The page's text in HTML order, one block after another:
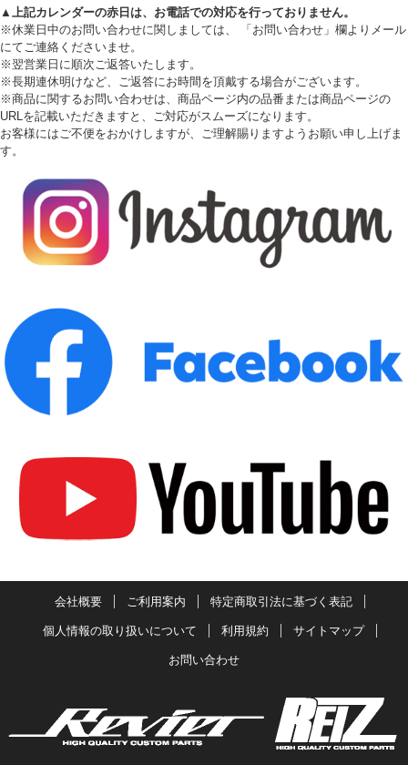
▲上記カレンダーの赤日は、お電話での対応を行っておりません。
※休業日中のお問い合わせに関しましては、 「お問い合わせ」欄よりメール
にてご連絡くださいませ。
※翌営業日に順次ご返答いたします。
※長期連休明けなど、ご返答にお時間を頂戴する場合がございます。
※商品に関するお問い合わせは、商品ページ内の品番または商品ページの
URLを記載いただきますと、ご対応がスムーズになります。
お客様にはご不便をおかけしますが、ご理解賜りますようお願い申し上げま
す。
会社概要 ご利用案内 特定商取引法に基づく表記
個人情報の取り扱いについて 利用規約 サイトマップ
お問い合わせ